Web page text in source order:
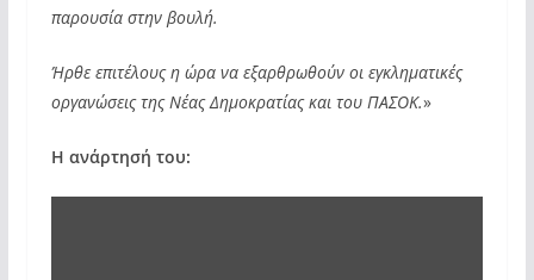
παρουσία στην βουλή.
Ήρθε επιτέλους η ώρα να εξαρθρωθούν οι εγκληματικές
οργανώσεις της Νέας Δημοκρατίας και του ΠΑΣΟΚ.»
Η ανάρτησή του: